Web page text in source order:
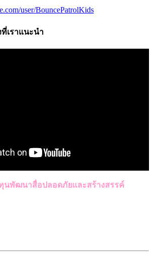
user/BouncePatrolKids
เราแนะนำ
นพัฒนาสื่อปลอดภัยและสร้างสรรค์